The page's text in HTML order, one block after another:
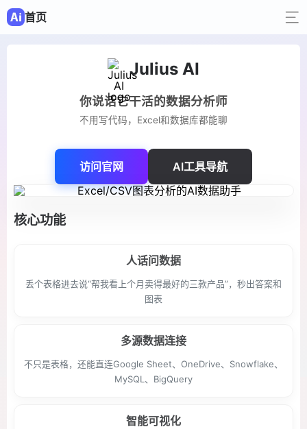
首页
Julius AI
你说话它干活的数据分析师
不用写代码，Excel和数据库都能聊
访问官网 AI工具导航
核心功能
人话问数据
丢个表格进去说“帮我看上个月卖得最好的三款产品”，秒出答案和
图表
多源数据连接
不只是表格，还能直连Google Sheet、OneDrive、Snowflake、
MySQL、BigQuery
智能可视化